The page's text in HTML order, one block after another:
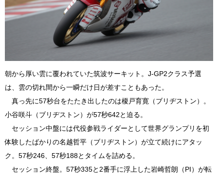
朝から厚い雲に覆われていた筑波サーキット。J-GP2クラス予選
は、雲の切れ間から一瞬だけ日が差すこともあった。
真っ先に57秒台をたたき出したのは榎戸育寛（ブリヂストン）。
小谷咲斗（ブリヂストン）が57秒642と迫る。
セッション中盤には代役参戦ライダーとして世界グランプリを初
体験したばかりの名越哲平（ブリヂストン）が立て続けにアタッ
ク。57秒246、57秒188とタイムを詰める。
セッション終盤。57秒335と2番手に浮上した岩崎哲朗（PI）が転